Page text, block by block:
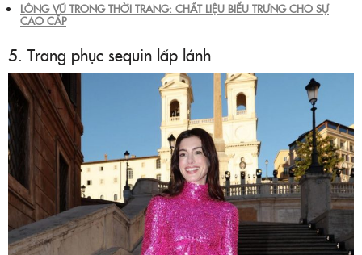
LÔNG VŨ TRONG THỜI TRANG: CHẤT LIỆU BIỂU TRƯNG CHO SỰ
CAO CẤP
5. Trang phục sequin lấp lánh